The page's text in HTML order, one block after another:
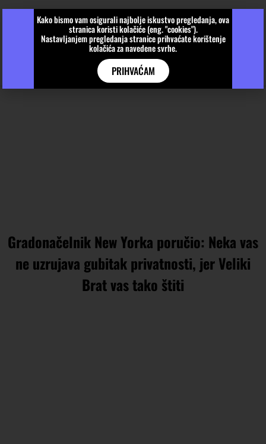
Gradonačelnik New Yorka poručio: Neka vas
ne uzrujava gubitak privatnosti, jer Veliki
Brat vas tako štiti
Kako bismo vam osigurali najbolje iskustvo pregledanja, ova
stranica koristi kolačiće (eng. "cookies").
Nastavljanjem pregledanja stranice prihvaćate korištenje
kolačića za navedene svrhe.
PRIHVAĆAM